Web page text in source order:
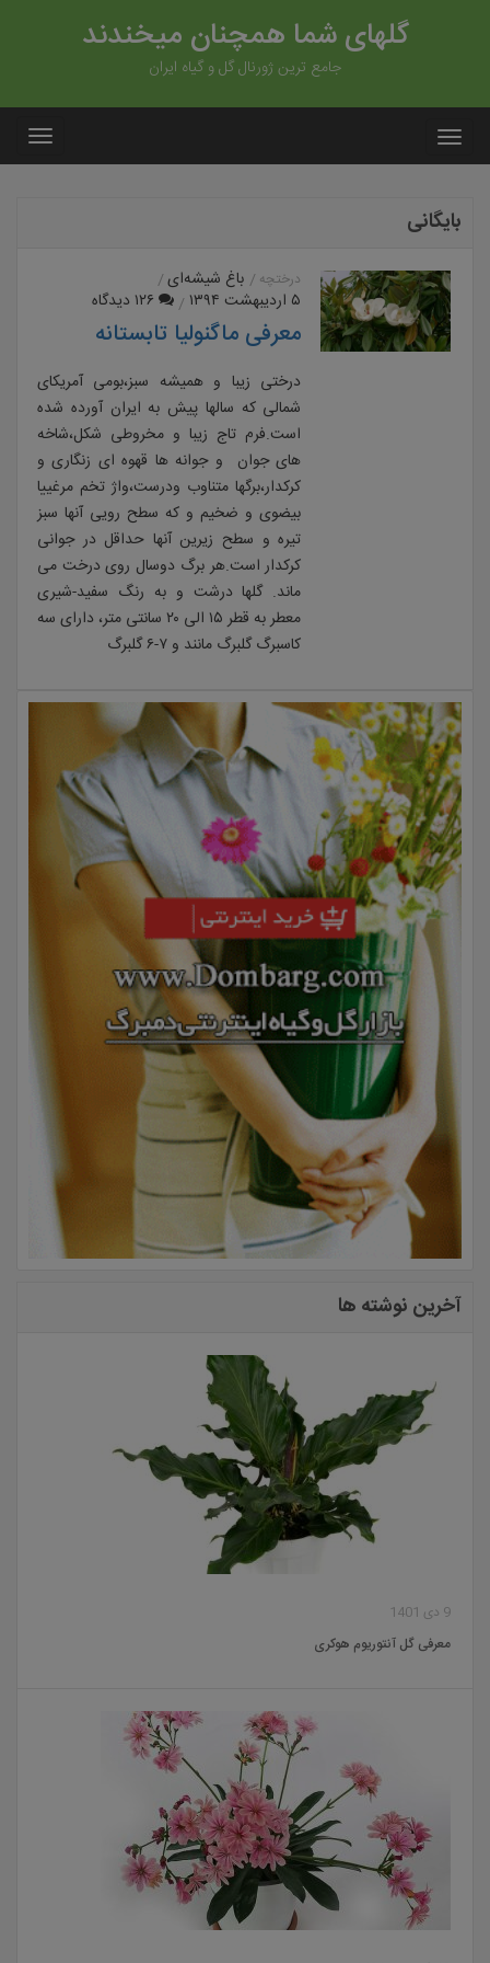
گلهای شما همچنان میخندند
جامع ترین ژورنال گل و گیاه ایران
بایگانی
درختچه
باغ شیشه‌ای
۵ اردیبهشت ۱۳۹۴
۱۲۶ دیدگاه
معرفی ماگنولیا تابستانه
درختی زیبا و همیشه سبز،بومی آمریکای
شمالی که سالها پیش به ایران آورده شده
است.فرم تاج زیبا و مخروطی شکل،شاخه
های جوان و جوانه ها قهوه ای زنگاری و
کرکدار،برگها متناوب ودرست،واژ تخم مرغییا
بیضوی و ضخیم و که سطح رویی آنها سبز
تیره و سطح زیرین آنها حداقل در جوانی
کرکدار است.هر برگ دوسال روی درخت می
ماند. گلها درشت و به رنگ سفید-شیری
معطر به قطر ۱۵ الی ۲۰ سانتی متر، دارای سه
کاسبرگ گلبرگ مانند و ۷-۶ گلبرگ
آخرین نوشته ها
9 دی 1401
معرفی گل آنتوریوم هوکری